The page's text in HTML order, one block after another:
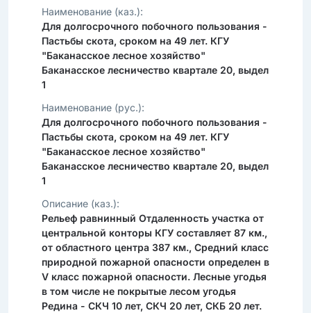
Наименование (каз.):
Для долгосрочного побочного пользования -
Пастьбы скота, сроком на 49 лет. КГУ
"Баканасское лесное хозяйство"
Баканасское лесничество квартале 20, выдел
1
Наименование (рус.):
Для долгосрочного побочного пользования -
Пастьбы скота, сроком на 49 лет. КГУ
"Баканасское лесное хозяйство"
Баканасское лесничество квартале 20, выдел
1
Описание (каз.):
Рельеф равнинный Отдаленность участка от
центральной конторы КГУ составляет 87 км.,
от областного центра 387 км., Средний класс
природной пожарной опасности определен в
V класс пожарной опасности. Лесные угодья
в том числе не покрытые лесом угодья
Редина - СКЧ 10 лет, СКЧ 20 лет, СКБ 20 лет.